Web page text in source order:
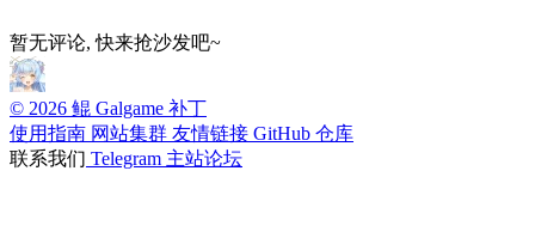
暂无评论, 快来抢沙发吧~
© 2026 鲲 Galgame 补丁
使用指南 网站集群 友情链接 GitHub 仓库
联系我们 Telegram 主站论坛